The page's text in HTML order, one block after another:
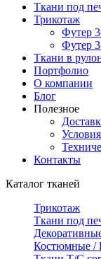
Ткани под
Трикотаж
Футер
Футер
Ткани в
Портфолио
О компании
Блог
Полезное
Контакты
Каталог тканей
Трикотаж
Ткани под
Костюмные /